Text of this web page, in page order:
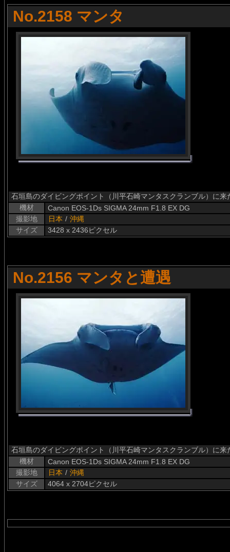
No.2158 マンタ
石垣島のダイビングポイント（川平石崎マンタスクランブル）に来
機材
Canon EOS-1Ds SIGMA 24mm F1.8 EX DG
撮影地
日本 / 沖縄
サイズ
3428 x 2436ピクセル
No.2156 マンタと遭遇
石垣島のダイビングポイント（川平石崎マンタスクランブル）に来
機材
Canon EOS-1Ds SIGMA 24mm F1.8 EX DG
撮影地
日本 / 沖縄
サイズ
4064 x 2704ピクセル